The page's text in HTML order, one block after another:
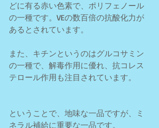
どに有る赤い色素で、ポリフェノール
の一種です。VEの数百倍の抗酸化力が
あるとされています。
また、キチンというのはグルコサミン
の一種で、解毒作用に優れ、抗コレス
テロール作用も注目されています。
ということで、地味な一品ですが、ミ
ネラル補給に重要な一品です。